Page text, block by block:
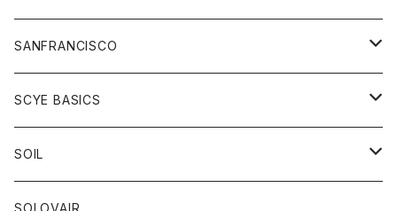
ニット
ベスト
ボトム
ワンピース
コート
パーカー
スカート
Tシャツ
トップス
Tシャツ
ボトム
グッズ
靴
SANFRANCISCO
アウター
カーディガン
コート
グッズ
ネクタイ
アクセサリー
SCYE BASICS
ボトム
ジーンズ
トップス
SOIL
靴
SOLOVAIR